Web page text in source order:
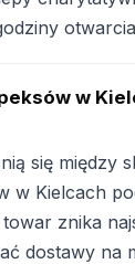
w
się między
w Kielcach
znika
dostawy na